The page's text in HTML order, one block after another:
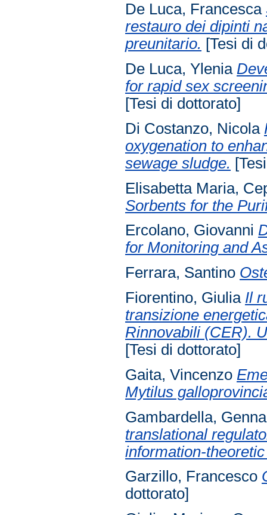
De Luca, Francesca
restauro dei dipinti
preunitario. [Tesi di
De Luca, Ylenia
for rapid sex
[Tesi di dottorato]
Di Costanzo, Nicola
oxygenation to
sewage sludge.
Elisabetta Maria,
Sorbents for the
Ercolano, Giovanni
for Monitoring and
Ferrara, Santino
Fiorentino, Giulia Il
transizione
Rinnovabili (CER).
[Tesi di dottorato]
Gaita, Vincenzo
Mytilus
Gambardella,
translational
information-
Garzillo, Francesco
dottorato]